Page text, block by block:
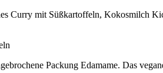
Curry mit Süßkartoffeln, Kokosmilch
Packung Edamame. Das